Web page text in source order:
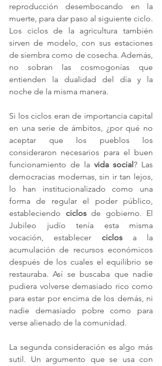
reproducción desembocando en la
muerte, para dar paso al siguiente ciclo.
Los ciclos de la agricultura también
sirven de modelo, con sus estaciones
de siembra como de cosecha. Además,
no sobran las cosmogonías que
entienden la dualidad del día y la
noche de la misma manera.
Si los ciclos eran de importancia capital
en una serie de ámbitos, ¿por qué no
aceptar que los pueblos los
consideraron necesarios para el buen
funcionamiento de la vida social? Las
democracias modernas, sin ir tan lejos,
lo han institucionalizado como una
forma de regular el poder público,
estableciendo ciclos de gobierno. El
Jubileo judío tenía esta misma
vocación, establecer ciclos a la
acumulación de recursos económicos
después de los cuales el equilibrio se
restauraba. Así se buscaba que nadie
pudiera volverse demasiado rico como
para estar por encima de los demás, ni
nadie demasiado pobre como para
verse alienado de la comunidad.
La segunda consideración es algo más
sutil. Un argumento que se usa con